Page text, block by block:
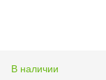
В наличии